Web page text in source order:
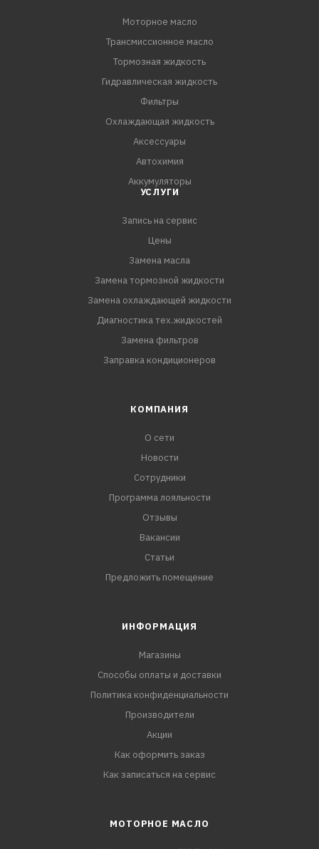
автомобилей отечественного и зарубежного
производства, в инструкции по эксплуатации которых
рекомендовано применение жидкости класса DOT 4.
Соответствия требованиям:
Моторное масло
Трансмиссионное масло
Тормозная жидкость
Гидравлическая жидкость
Фильтры
Охлаждающая жидкость
Аксессуары
Автохимия
Аккумуляторы
УСЛУГИ
Запись на сервис
Цены
Замена масла
Замена тормозной жидкости
Замена охлаждающей жидкости
Диагностика тех.жидкостей
Замена фильтров
Заправка кондиционеров
КОМПАНИЯ
О сети
Новости
Сотрудники
Программа лояльности
Отзывы
Вакансии
Статьи
Предложить помещение
ИНФОРМАЦИЯ
Магазины
Способы оплаты и доставки
Политика конфиденциальности
Производители
Акции
Как оформить заказ
Как записаться на сервис
МОТОРНОЕ МАСЛО